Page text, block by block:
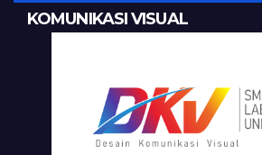
KOMUNIKASI VISUAL